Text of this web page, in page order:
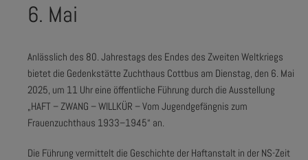
6. Mai
Anlässlich des 80. Jahrestags des Endes des Zweiten Weltkriegs
bietet die Gedenkstätte Zuchthaus Cottbus am Dienstag, den 6. Mai
2025, um 11 Uhr eine öffentliche Führung durch die Ausstellung
„HAFT – ZWANG – WILLKÜR – Vom Jugendgefängnis zum
Frauenzuchthaus 1933–1945“ an.
Die Führung vermittelt die Geschichte der Haftanstalt in der NS-Zeit